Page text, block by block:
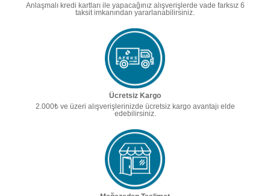
Anlaşmalı kredi kartları ile yapacağınız alışverişlerde vade farksız 6
taksit imkanından yararlanabilirsiniz.
Ücretsiz Kargo
2.000₺ ve üzeri alışverişlerinizde ücretsiz kargo avantajı elde
edebilirsiniz.